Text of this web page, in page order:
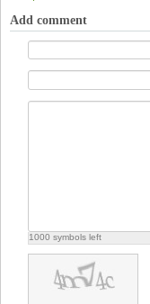
Add comment
1000 symbols left